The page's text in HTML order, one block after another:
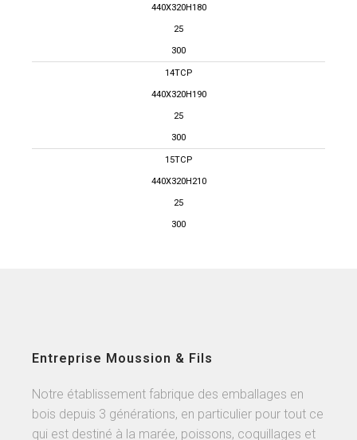
440X320H180
25
300
14TCP
440X320H190
25
300
15TCP
440X320H210
25
300
Entreprise Moussion & Fils
Notre établissement fabrique des emballages en
bois depuis 3 générations, en particulier pour tout ce
qui est destiné à la marée, poissons, coquillages et